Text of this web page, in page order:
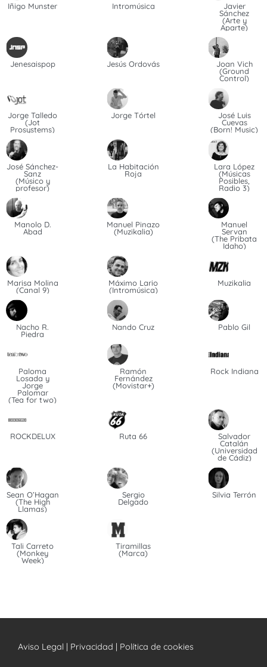
Iñigo Munster Intromúsica Javier
Sánchez
(Arte y
Aparte)
Jenesaispop Jesús Ordovás Joan Vich
(Ground
Control)
Jorge Talledo
(Jot
Prosystems)
Jorge Tórtel José Luis
Cuevas
(Born! Music)
José Sánchez-
Sanz
(Músico y
profesor)
La Habitación
Roja
Lara López
(Músicas
Posibles,
Radio 3)
Manolo D.
Abad
Manuel Pinazo
(Muzikalia)
Manuel
Servan
(The Pribata
Idaho)
Marisa Molina
(Canal 9)
Máximo Lario
(Intromúsica)
Muzikalia
Nacho R.
Piedra
Nando Cruz Pablo Gil
Paloma
Losada y
Jorge
Palomar
(Tea for two)
Ramón
Fernández
(Movistar+)
Rock Indiana
ROCKDELUX Ruta 66 Salvador
Catalán
(Universidad
de Cádiz)
Sean O’Hagan
(The High
Llamas)
Sergio
Delgado
Silvia Terrón
Tali Carreto
(Monkey
Week)
Tiramillas
(Marca)
Aviso Legal | Privacidad | Política de cookies